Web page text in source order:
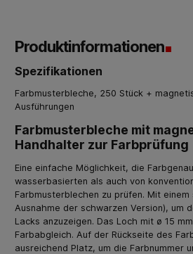
Produktinformationen
Spezifikationen
Farbmusterbleche, 250 Stück +
Ausführungen
Farbmusterbleche mit
Handhalter zur Farbprüfung
Eine einfache Möglichkeit, die
wasserbasierten als auch von
Farbmusterblechen zu prüfen. Mit
Ausnahme der schwarzen Version), um
Lacks anzuzeigen. Das Loch mit ø 15
Farbabgleich. Auf der Rückseite des
ausreichend Platz, um die Farbnummer